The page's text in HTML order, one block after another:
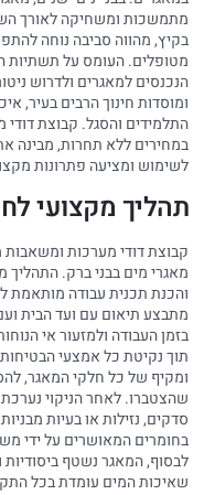
מתמשכות ומשחיקה לאורך
בקיץ, מהווה סביבה נוחה
מטופלים. העומס על תשתיות
הנכנסים למאגרים ולדרוש
ומוסדות חינוך הרבים בעיר,
התלמידים והסגל. קבוצת דודי
במחירים ללא תחרות, מבינה
לשימוש ומציעה פתרונות
תהליך מקצועי
קבוצת דודי מערכות ומשאבות
מאגרי מים בבני ברק.
והכנת תכנית עבודה מותאמת
מתבצע תיאום עם ועד הבית
בזמן העבודה ולמזעור אי
תוך נקיטת כל אמצעי
ומקיף של כל חלקי המאגר,
שהצטברו. לאחר הניקוי
סדקים, נזילות או בעיות
בחומרים המאושרים על ידי
לבסוף, המאגר נשטף
שאיכות המים עומדת בכל